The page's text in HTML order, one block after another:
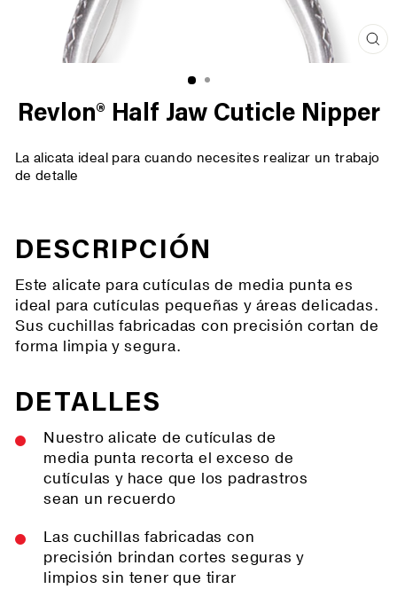
Revlon® Half Jaw Cuticle Nipper
La alicata ideal para cuando necesites realizar un trabajo
de detalle
DESCRIPCIÓN
Este alicate para cutículas de media punta es
ideal para cutículas pequeñas y áreas delicadas.
Sus cuchillas fabricadas con precisión cortan de
forma limpia y segura.
DETALLES
Nuestro alicate de cutículas de
media punta recorta el exceso de
cutículas y hace que los padrastros
sean un recuerdo
Las cuchillas fabricadas con
precisión brindan cortes seguras y
limpios sin tener que tirar